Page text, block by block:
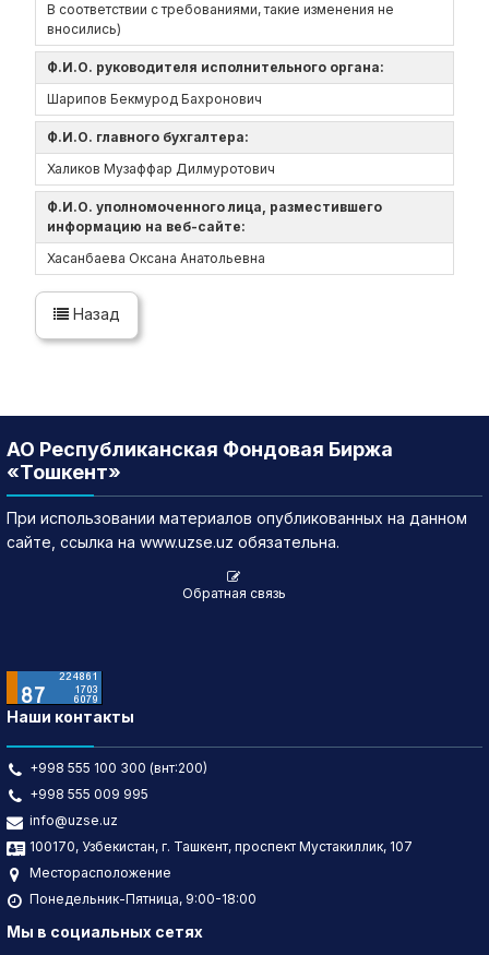
В соответствии с требованиями, такие изменения не
вносились)
Ф.И.О. руководителя исполнительного органа:
Шарипов Бекмурод Бахронович
Ф.И.О. главного бухгалтера:
Халиков Музаффар Дилмуротович
Ф.И.О. уполномоченного лица, разместившего
информацию на веб-сайте:
Хасанбаева Оксана Анатольевна
Назад
АО Республиканская Фондовая Биржа
«Тошкент»
При использовании материалов опубликованных на данном
сайте, ссылка на www.uzse.uz обязательна.
Обратная связь
Наши контакты
+998 555 100 300 (внт:200)
+998 555 009 995
info@uzse.uz
100170, Узбекистан, г. Ташкент, проспект Мустакиллик, 107
Месторасположение
Понедельник-Пятница, 9:00-18:00
Мы в социальных сетях